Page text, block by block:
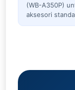
(WB-A350P)
aksesori